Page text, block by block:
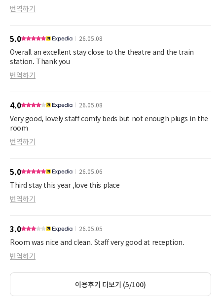
번역하기
5.0 26.05.08
Overall an excellent stay close to the theatre and the train
station. Thank you
번역하기
4.0 26.05.08
Very good, lovely staff comfy beds but not enough plugs in the
room
번역하기
5.0 26.05.06
Third stay this year ,love this place
번역하기
3.0 26.05.05
Room was nice and clean. Staff very good at reception.
번역하기
이용후기 더보기 (5/100)